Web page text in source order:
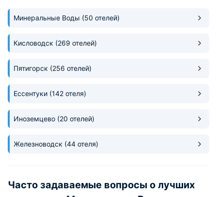
кто ищет
Минеральные Воды (50 отелей)
Кисловодск (269 отелей)
Пятигорск (256 отелей)
Ессентуки (142 отеля)
Иноземцево (20 отелей)
Железноводск (44 отеля)
Часто задаваемые вопросы о лучших